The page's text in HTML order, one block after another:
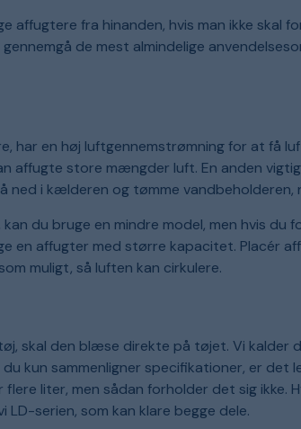
affugtere fra hinanden, hvis man ikke skal
de mest almindelige
har en høj luftgennemstrømning for at få
affugte store mængder luft. En anden
ned i kælderen og tømme vandbeholderen,
du bruge en mindre model, men hvis du
en affugter med større kapacitet. Placér
muligt, så luften kan cirkulere.
skal den blæse direkte på tøjet. Vi
du kun sammenligner specifikationer, er
liter, men sådan forholder det sig ikke.
serien, som kan klare begge dele.